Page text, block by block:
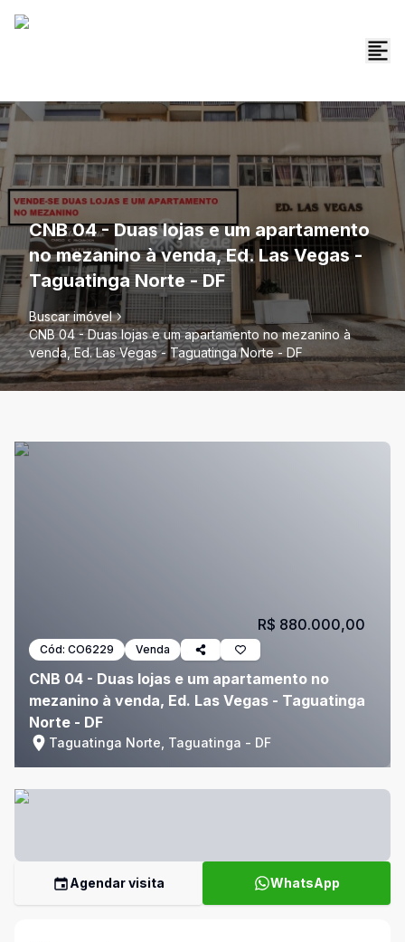
CNB 04 - Duas lojas e um apartamento
no mezanino à venda, Ed. Las Vegas -
Taguatinga Norte - DF
Buscar imóvel
CNB 04 - Duas lojas e um apartamento no mezanino à
venda, Ed. Las Vegas - Taguatinga Norte - DF
Cód: CO6229 Venda
CNB 04 - Duas lojas e um apartamento no
mezanino à venda, Ed. Las Vegas - Taguatinga
Norte - DF
Taguatinga Norte, Taguatinga - DF
R$ 880.000,00
Agendar visita WhatsApp